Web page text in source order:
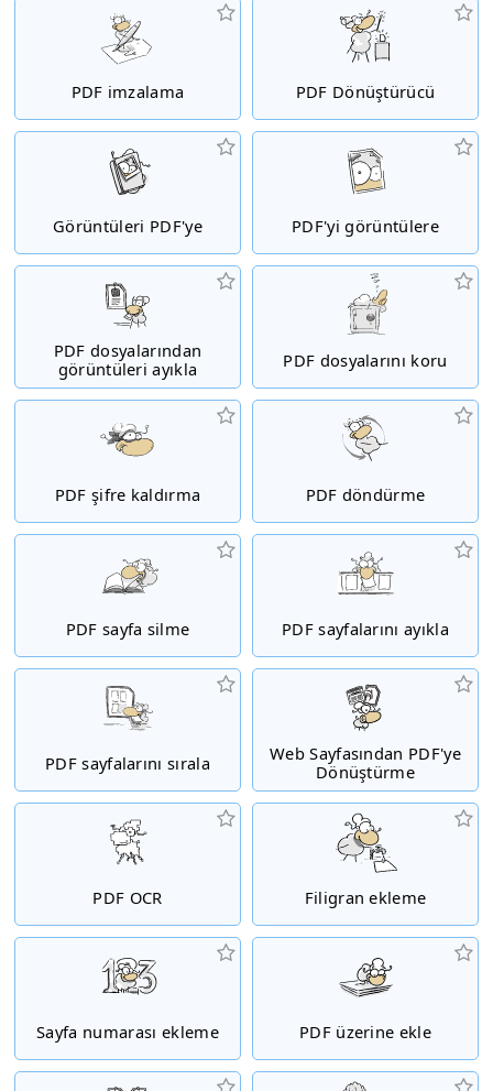
PDF imzalama PDF Dönüştürücü
Görüntüleri PDF'ye PDF'yi görüntülere
PDF dosyalarından
görüntüleri ayıkla
PDF dosyalarını koru
PDF şifre kaldırma PDF döndürme
PDF sayfa silme PDF sayfalarını ayıkla
PDF sayfalarını sırala
Web Sayfasından PDF'ye
Dönüştürme
PDF OCR Filigran ekleme
Sayfa numarası ekleme PDF üzerine ekle